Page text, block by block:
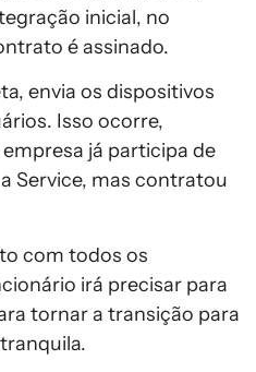
inicial, no
é assinado.
envia os dispositivos
Isso ocorre,
já participa de
Service, mas contratou
com todos os
irá precisar para
tornar a transição para